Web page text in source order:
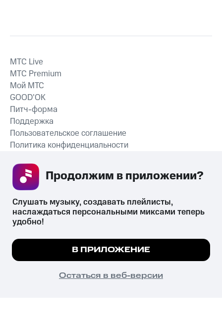
СКАЧАТЬ ПРИЛОЖЕНИЕ
MTС Live
MTС Premium
Мой МТС
GOOD’OK
Питч-форма
Поддержка
Пользовательское соглашение
Политика конфиденциальности
психотропных веществ, их аналогов причиняет вред здоровью,
их незаконный оборот запрещён и влечёт установленную
законодательством ответственность.
© 2026 ООО «КИОН».
Все права защищены
Мы используем куки, чтобы на сайте все
Подробнее
ПОНЯТНО
Слушать музыку, создавать плейлисты,
наслаждаться персональными миксами теперь
удобно!
В ПРИЛОЖЕНИЕ
Остаться в веб-версии